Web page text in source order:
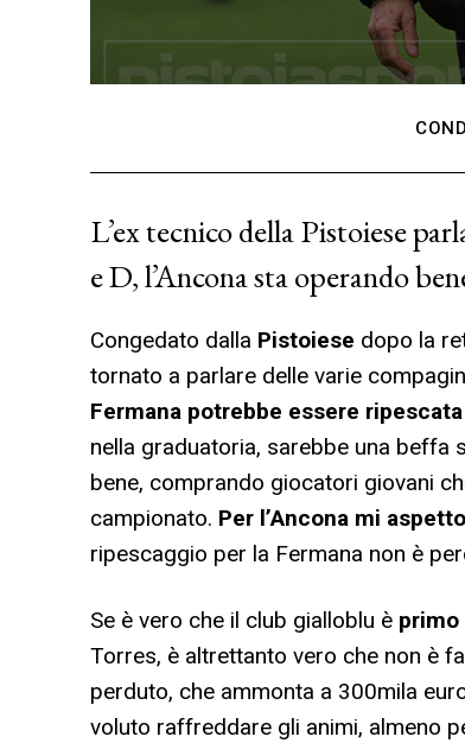
L’ex tecnico della Pistoiese
e D, l’Ancona sta operando
Congedato dalla Pistoiese dopo la
tornato a parlare delle varie
Fermana potrebbe essere ripescata
nella graduatoria, sarebbe una beffa
bene, comprando giocatori giovani
campionato. Per l’Ancona mi
ripescaggio per la Fermana non è
Se è vero che il club gialloblu è primo
Torres, è altrettanto vero che non è
perduto, che ammonta a 300mila
voluto raffreddare gli animi, almeno